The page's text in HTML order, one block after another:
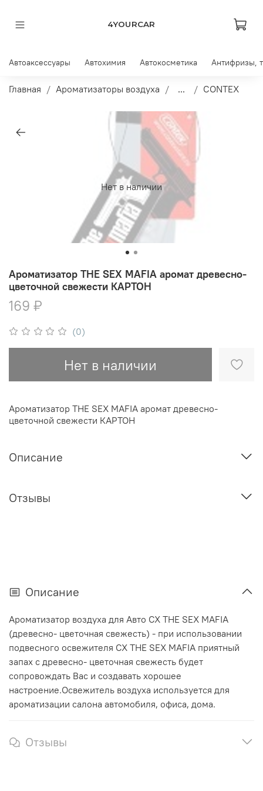
4YOURCAR
Автоаксессуары Автохимия Автокосметика Антифризы,
Главная Ароматизаторы воздуха ... CONTEX
Нет в наличии
(0)
Ароматизатор THE SEX MAFIA аромат древесно-
цветочной свежести КАРТОН
169 ₽
Нет в наличии
Ароматизатор THE SEX MAFIA аромат древесно-
цветочной свежести КАРТОН
Описание
Отзывы
Описание
Ароматизатор воздуха для Авто CX THE SEX MAFIA
(древесно- цветочная свежесть) - при использовании
подвесного освежителя CX THE SEX MAFIA приятный
запах с древесно- цветочная свежесть будет
сопровождать Вас и создавать хорошее
настроение.Освежитель воздуха используется для
ароматизации салона автомобиля, офиса, дома.
Отзывы